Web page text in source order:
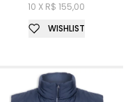
10 X R$ 155,00
WISHLIST